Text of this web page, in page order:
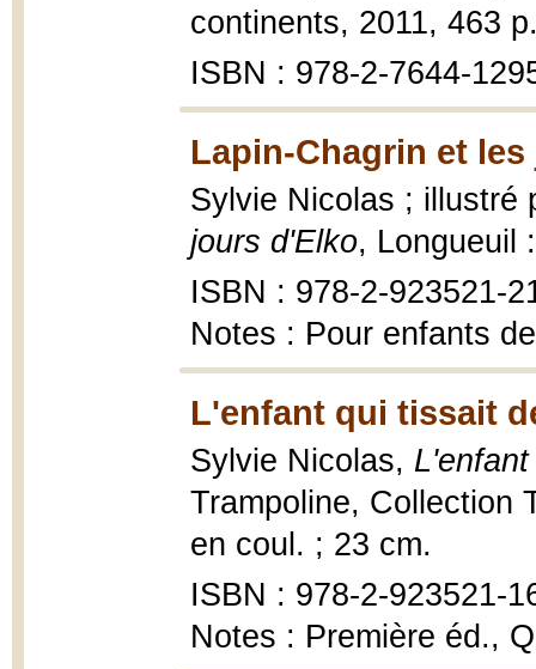
continents, 2011, 463
ISBN : 978-2-7644-
Lapin-Chagrin et
Sylvie Nicolas ; illustré
jours d'Elko, Longueuil
ISBN : 978-2-923521-
Notes : Pour enfants
L'enfant qui tissait
Sylvie Nicolas,
Trampoline, Collection
en coul. ; 23 cm.
ISBN : 978-2-923521-
Notes : Première éd.,